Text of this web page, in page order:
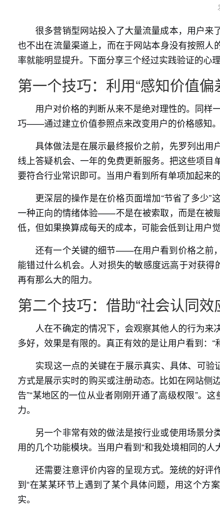
很多营销型网站投入了大量流量成本，用户
也不出在流量渠道上，而在于网站本身没有按照
率就能明显提升。下面分享三个经过实践验证的心
第一个技巧：利用“感知价值
用户对价格的判断从来不是绝对理性的。同样
巧——通过建立价值参照点来改变用户的价格感知
具体做法是在展示最终报价之前，先罗列出
线上答疑机会、一年的免费更新服务。把这些项
要符合行业常识即可。当用户看到所有单项加起来
更深层的操作是在价格页面增加“节省了多少
一种正向的情绪体验——不是在被索取，而是在被
低，但如果换算成每天的成本，可能会低到让用户
还有一个关键的细节——在用户看到价格之前
能错过什么机会。人对损失的敏感度远高于对获
再有那么大的阻力。
第二个技巧：借助“社会认同效
人在不确定的情况下，会观察其他人的行为
多好，效果是有限的。真正有效的是让用户看到：
实现这一点的关键在于展示真实、具体、可
方式是展示实时的购买或注册动态。比如在网站侧
告”“某地区的一位从业者刚刚开通了高级权限”。
力。
另一个非常有效的做法是按行业或使用场景
用的几个功能模块。当用户看到“和我处境相同的
还需要注意评价内容的呈现方式。笼统的好
到“在某某环节上遇到了某个具体问题，用这个方
实。